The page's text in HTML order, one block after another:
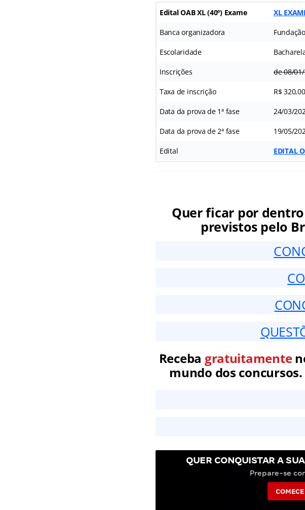
Edital OAB XL (40º) Exame XL
Banca organizadora
Escolaridade
Inscrições de 08/
Taxa de inscrição R$
Data da prova de 1ª fase 24/03/
Data da prova de 2ª fase 19/05/
Edital EDITAL
Quer ficar por
previstos pelo
Receba gratuitamente
mundo dos
QUER CONQUISTAR A
Prepare-se